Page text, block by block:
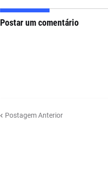
Postar um comentário
Postagem Anterior